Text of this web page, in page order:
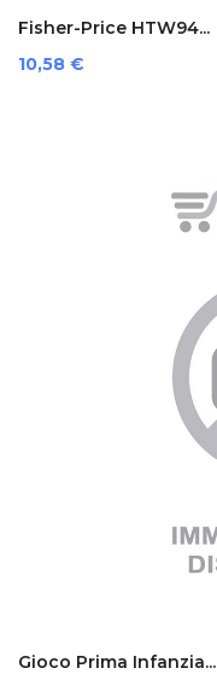
Fisher-Price HTW94...
Prezzo
10,58 €
Gioco Prima Infanzia...